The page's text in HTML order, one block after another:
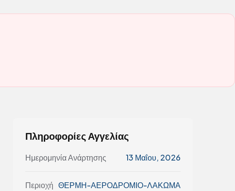
Πληροφορίες Αγγελίας
Ημερομηνία Ανάρτησης 13 Μαΐου, 2026
Περιοχή ΘΕΡΜΗ-ΑΕΡΟΔΡΟΜΙΟ-ΛΑΚΩΜΑ